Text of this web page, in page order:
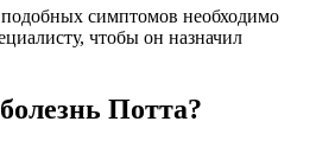
симптомов необходимо
чтобы он назначил
Потта?